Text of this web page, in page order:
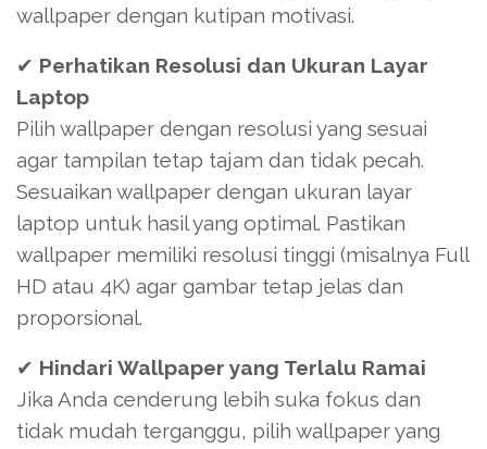
wallpaper dengan kutipan motivasi.
✔ Perhatikan Resolusi dan Ukuran Layar
Laptop
Pilih wallpaper dengan resolusi yang sesuai
agar tampilan tetap tajam dan tidak pecah.
Sesuaikan wallpaper dengan ukuran layar
laptop untuk hasil yang optimal. Pastikan
wallpaper memiliki resolusi tinggi (misalnya Full
HD atau 4K) agar gambar tetap jelas dan
proporsional.
✔ Hindari Wallpaper yang Terlalu Ramai
Jika Anda cenderung lebih suka fokus dan
tidak mudah terganggu, pilih wallpaper yang